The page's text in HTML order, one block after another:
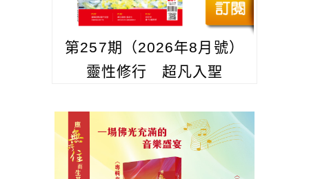
第257期（2026年8月號）
靈性修行 超凡入聖